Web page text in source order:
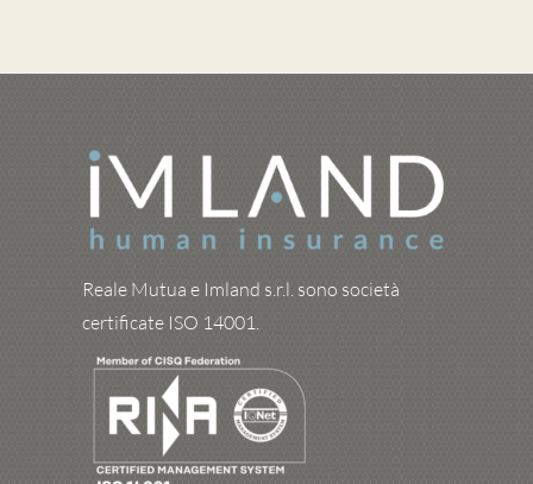
Reale Mutua e Imland s.r.l. sono società
certificate ISO 14001.